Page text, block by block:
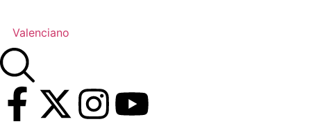
Valenciano